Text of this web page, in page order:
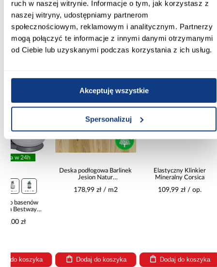
ruch w naszej witrynie. Informacje o tym, jak korzystasz z
naszej witryny, udostępniamy partnerom
społecznościowym, reklamowym i analitycznym. Partnerzy
mogą połączyć te informacje z innymi danymi otrzymanymi
od Ciebie lub uzyskanymi podczas korzystania z ich usług.
Akceptuję wszystkie
Spersonalizuj
osłony balkonowe
Inni Klienci sprawdzali również
PORÓWNAJ
Deska podłogowa Barlinek
Jesion Natur
178,99 zł / m2
Dodaj do koszyka
PORÓWNAJ
Elastyczny Klinkier
Mineralny Corsica
109,99 zł / op.
Dodaj do koszyka
Krzesło